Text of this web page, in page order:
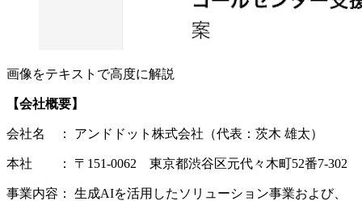
画像をテキストで高度に解説
【会社概要】
会社名 ： アンドドット株式会社（代表：茨木 雄太）
本社 ： 〒151-0062 東京都渋谷区元代々木町52番7-302
事業内容： 生成AIを活用したソリューション事業および、